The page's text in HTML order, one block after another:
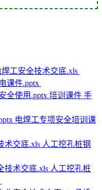
焊工安全技术交底.xls
课件.pptx
培训课件 手
电焊工专项安全培训课
人工挖孔桩钢
人工挖孔桩